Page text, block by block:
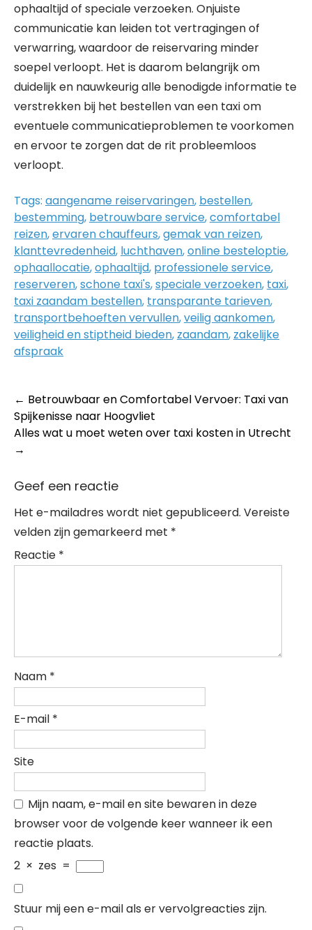
ophaaltijd of speciale verzoeken. Onjuiste
communicatie kan leiden tot vertragingen of
verwarring, waardoor de reiservaring minder
soepel verloopt. Het is daarom belangrijk om
duidelijk en nauwkeurig alle benodigde informatie te
verstrekken bij het bestellen van een taxi om
eventuele communicatieproblemen te voorkomen
en ervoor te zorgen dat de rit probleemloos
verloopt.
Tags: aangename reiservaringen, bestellen,
bestemming, betrouwbare service,comfortabel
reizen,ervaren chauffeurs,gemak van reizen,
klanttevredenheid, luchthaven,online besteloptie,
ophaallocatie,ophaaltijd, professionele service,
reserveren,schone taxi's,speciale verzoeken, taxi,
taxi zaandam bestellen, transparante tarieven,
transportbehoeften vervullen,veilig aankomen,
veiligheid en stiptheid bieden, zaandam, zakelijke
afspraak
Post
navigation
← Betrouwbaar en Comfortabel Vervoer: Taxi van
Spijkenisse naar Hoogvliet
Alles wat u moet weten over taxi kosten in Utrecht
→
Geef een reactie
Het e-mailadres wordt niet gepubliceerd. Vereiste
velden zijn gemarkeerd met *
Reactie *
Naam *
E-mail *
Site
Mijn naam, e-mail en site bewaren in deze
browser voor de volgende keer wanneer ik een
reactie plaats.
2 × zes =
Stuur mij een e-mail als er vervolgreacties zijn.